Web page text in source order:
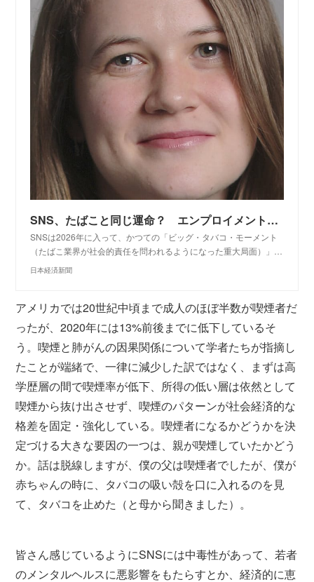
SNS、たばこと同じ運命？ エンプロイメント・コラムニスト サラ・オコナー - 日本経済新聞
SNSは2026年に入って、かつての「ビッグ・タバコ・モーメント
（たばこ業界が社会的責任を問われるようになった重大局面）」…
日本経済新聞
アメリカでは20世紀中頃まで成人のほぼ半数が喫煙者だ
ったが、2020年には13%前後までに低下しているそ
う。喫煙と肺がんの因果関係について学者たちが指摘し
たことが端緒で、一律に減少した訳ではなく、まずは高
学歴層の間で喫煙率が低下、所得の低い層は依然として
喫煙から抜け出させず、喫煙のパターンが社会経済的な
格差を固定・強化している。喫煙者になるかどうかを決
定づける大きな要因の一つは、親が喫煙していたかどう
か。話は脱線しますが、僕の父は喫煙者でしたが、僕が
赤ちゃんの時に、タバコの吸い殻を口に入れるのを見
て、タバコを止めた（と母から聞きました）。
皆さん感じているようにSNSには中毒性があって、若者
のメンタルヘルスに悪影響をもたらすとか、経済的に恵